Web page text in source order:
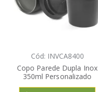
Cód: INVCA8400
Copo Parede Dupla Inox
350ml Personalizado